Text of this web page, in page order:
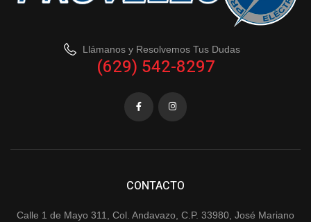
Llámanos y Resolvemos Tus Dudas
(629) 542-8297
CONTACTO
Calle 1 de Mayo 311, Col. Andavazo, C.P. 33980, José Mariano